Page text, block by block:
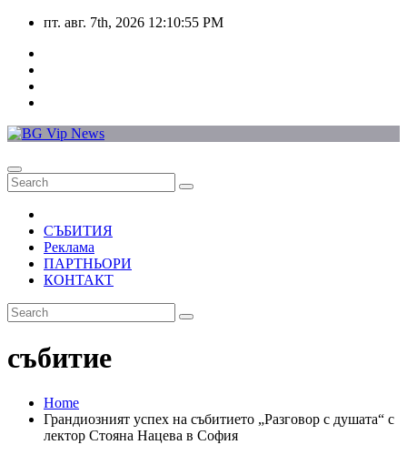
Skip
content
пт. авг. 7th, 2026 12:10:55 PM
СЪБИТИЯ
Реклама
ПАРТНЬОРИ
КОНТАКТ
събитие
Home
Грандиозният успех на събитието „Разговор с душата“ с
лектор Стояна Нацева в София